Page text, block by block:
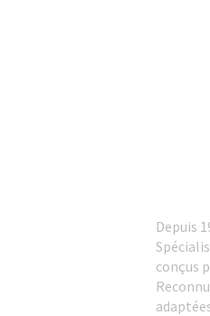
Depuis
conçus